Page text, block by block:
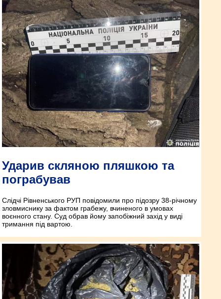
Ударив скляною пляшкою та
пограбував
Слідчі Рівненського РУП повідомили про підозру 38-річному
зловмиснику за фактом грабежу, вчиненого в умовах
воєнного стану. Суд обрав йому запобіжний захід у виді
тримання під вартою.